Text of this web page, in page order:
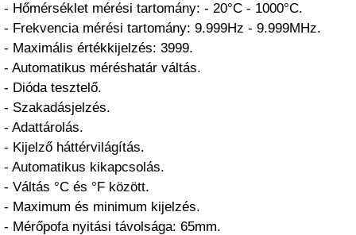
- Hőmérséklet mérési tartomány: - 20°C - 1000°C.
- Frekvencia mérési tartomány: 9.999Hz - 9.999MHz.
- Maximális értékkijelzés: 3999.
- Automatikus méréshatár váltás.
- Dióda tesztelő.
- Szakadásjelzés.
- Adattárolás.
- Kijelző háttérvilágítás.
- Automatikus kikapcsolás.
- Váltás °C és °F között.
- Maximum és minimum kijelzés.
- Mérőpofa nyitási távolsága: 65mm.